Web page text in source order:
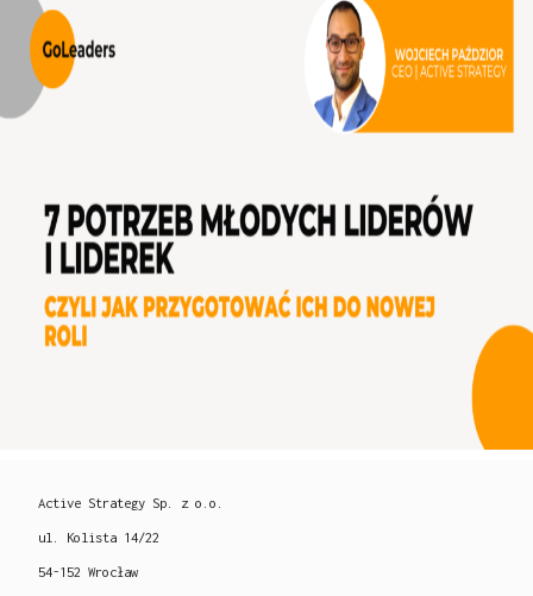
Active Strategy Sp. z o.o.
ul. Kolista 14/22
54-152 Wrocław